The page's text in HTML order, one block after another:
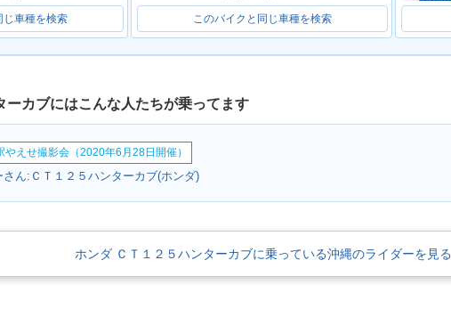
じ車種を検索 このバイクと同じ車種を検索
ーカブにはこんな人たちが乗ってます
やえせ撮影会（2020年6月28日開催）
さん:ＣＴ１２５ハンターカブ(ホンダ)
ホンダ ＣＴ１２５ハンターカブに乗っている沖縄のライダーを見る